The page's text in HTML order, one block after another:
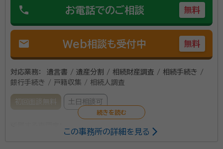
わることならすべて承ります。
所属団体： 山梨県行政書士会
phone お電話でのご相談 無料
mail Web相談も受付中 無料
対応業務：
遺言書 / 遺産分割 / 相続財産調査 / 相続手続き /
銀行手続き / 戸籍収集 / 相続人調査
初回面談無料 土日相談可
この事務所の詳細を見る